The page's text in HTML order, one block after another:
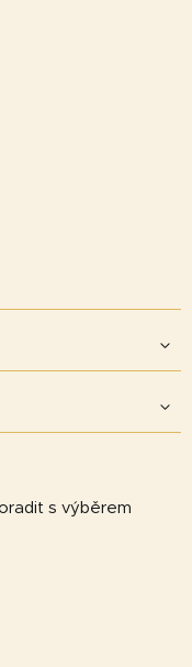
s výběrem